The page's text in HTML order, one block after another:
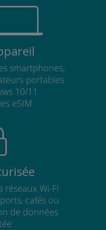
smartphones,
portables
10/11
eSIM
réseaux Wi-Fi
cafés ou
de données